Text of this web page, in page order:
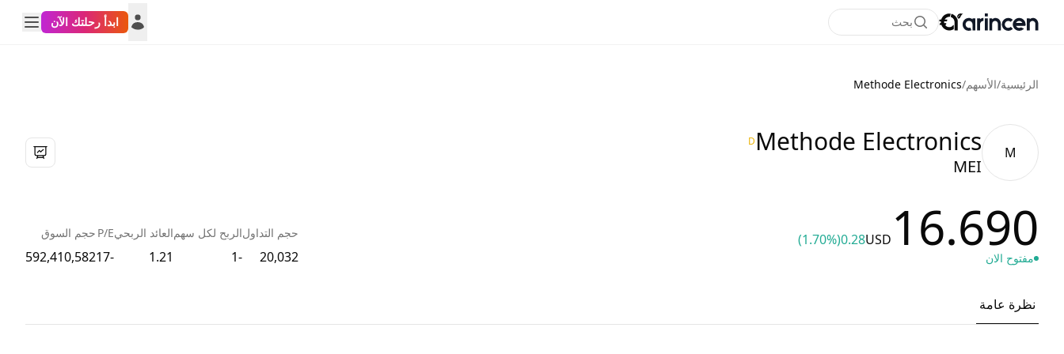
بحث ابدأ رحلتك الآن
الرئيسية/الأسهم/
Methode Electronics
M
Methode Electronics
D
MEI
16.690
USD
0.28
(1.70%)
مفتوح الان
حجم التداول
20,032
الربح لكل سهم
-1
العائد الربحي
1.21
P/E
-17
حجم السوق
592,410,582
نظرة عامة